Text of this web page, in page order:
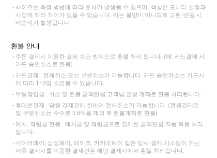
사이즈는 측정 방법에 따라 오차가 발생될 수 있으며, 색상은 모니터 설정과
사양에 따라 차이가 있을 수 있습니다. 이는 불량이 아니므로 교환·반품 시
배송비가 발생됩니다.
환불 안내
주문 결제시 이용한 결제 수단 방식으로 환불 처리 됩니다. (예: 카드결제 시
카드 승인취소로 환불)
카드결제 : 전체취소 또는 부분취소가 가능합니다. 카드 승인취소는 카드사
에 따라 1~3일 소요될 수 있습니다.
무통장입금 : 취소 및 환불 금액만큼 고객님 요청 계좌로 환불 처리됩니다.
휴대폰결제 : 당월 결제건에 한하여 전체취소가 가능합니다. (전월결제건
및 부분취소는 수수료 3.6%를 제외 후 환불계좌로 환불)
예치, 적립금 환불 : 예치금 및 적립금으로 결제한 금액만큼 자동 복원 처리
됩니다.
네이버페이, 삼성페이, 페이코, 카카오페이 같은 당사 결제 시스템이 아닌
제휴 결제사를 이용한 결제건은 해당 결제사에서 환불 처리됩니다.